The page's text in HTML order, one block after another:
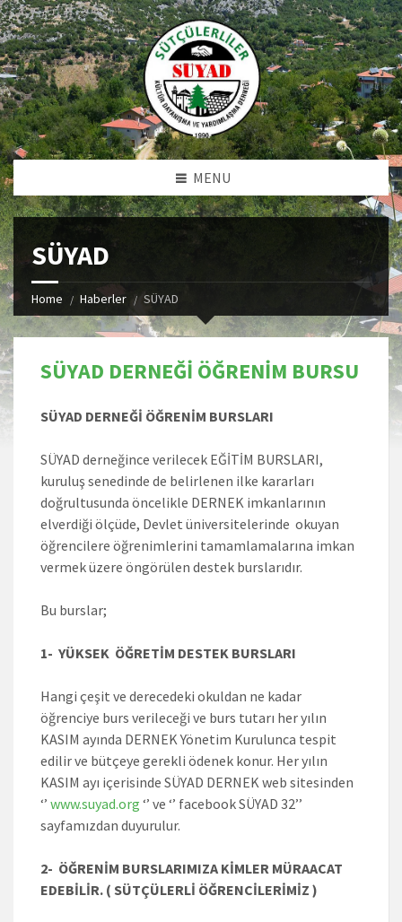
MENU
SÜYAD
Home Haberler SÜYAD
SÜYAD DERNEĞİ ÖĞRENİM BURSU
SÜYAD DERNEĞİ ÖĞRENİM BURSLARI
SÜYAD derneğince verilecek EĞİTİM BURSLARI,
kuruluş senedinde de belirlenen ilke kararları
doğrultusunda öncelikle DERNEK imkanlarının
elverdiği ölçüde, Devlet üniversitelerinde okuyan
öğrencilere öğrenimlerini tamamlamalarına imkan
vermek üzere öngörülen destek burslarıdır.
Bu burslar;
1- YÜKSEK ÖĞRETİM DESTEK BURSLARI
Hangi çeşit ve derecedeki okuldan ne kadar
öğrenciye burs verileceği ve burs tutarı her yılın
KASIM ayında DERNEK Yönetim Kurulunca tespit
edilir ve bütçeye gerekli ödenek konur. Her yılın
KASIM ayı içerisinde SÜYAD DERNEK web sitesinden
‘’ www.suyad.org ‘’ ve ‘’ facebook SÜYAD 32’’
sayfamızdan duyurulur.
2- ÖĞRENİM BURSLARIMIZA KİMLER MÜRAACAT
EDEBİLİR. ( SÜTÇÜLERLİ ÖĞRENCİLERİMİZ )